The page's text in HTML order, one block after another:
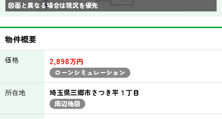
図面と異なる場合は現況を優先
物件概要
価格 2,898万円
ローンシミュレーション
所在地 埼玉県三郷市さつき平１丁目
周辺地図